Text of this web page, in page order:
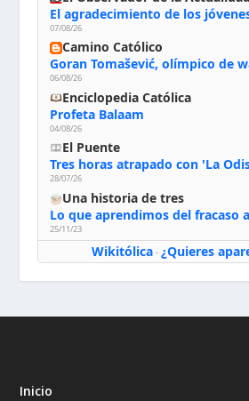
07/08/26
Camino Católico
06/08/26
Enciclopedia Católica
Profeta Balaam
04/08/26
El Puente
Tres horas atrapado con 'La
28/07/26
Una historia de tres
Lo que aprendimos del fracaso
25/11/23
Wikitólica· ¿Quieres
Inicio